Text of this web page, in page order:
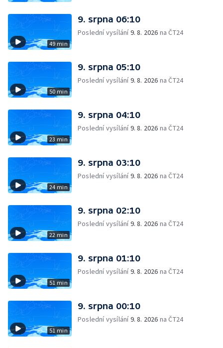
49 min
9. srpna 06:10
Poslední vysílání9. 8. 2026 na ČT24
50 min
9. srpna 05:10
Poslední vysílání9. 8. 2026 na ČT24
23 min
9. srpna 04:10
Poslední vysílání9. 8. 2026 na ČT24
24 min
9. srpna 03:10
Poslední vysílání9. 8. 2026 na ČT24
22 min
9. srpna 02:10
Poslední vysílání9. 8. 2026 na ČT24
51 min
9. srpna 01:10
Poslední vysílání9. 8. 2026 na ČT24
51 min
9. srpna 00:10
Poslední vysílání9. 8. 2026 na ČT24